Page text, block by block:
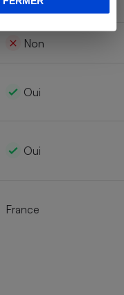
Non
Oui
Oui
France